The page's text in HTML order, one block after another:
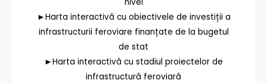
►Harta interactivă cu obiectivele de investiții a
infrastructurii feroviare finanțate de la bugetul
de stat
►Harta interactivă cu stadiul proiectelor de
infrastructură feroviară